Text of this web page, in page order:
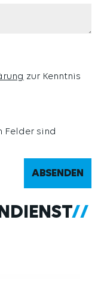
zur Kenntnis
Felder sind
ABSENDEN